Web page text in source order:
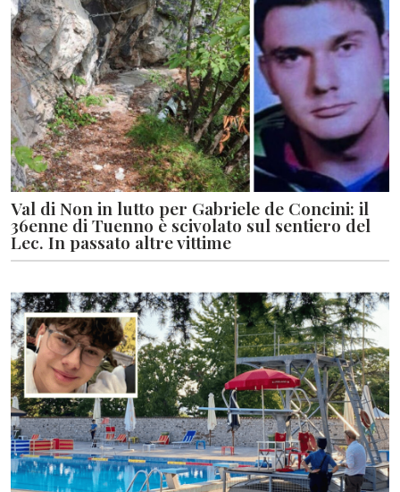
Val di Non in lutto per Gabriele de Concini: il
36enne di Tuenno è scivolato sul sentiero del
Lec. In passato altre vittime